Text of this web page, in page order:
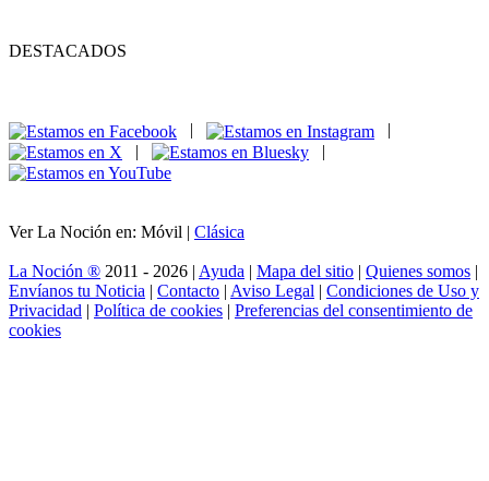
DESTACADOS
|
|
Ver La Noción en: Móvil | Clásica
La Noción ® 2011 - 2026 | Ayuda | Mapa del sitio | Quienes somos |
Envíanos tu Noticia | Contacto | Aviso Legal | Condiciones de Uso y
Privacidad | Política de cookies | Preferencias del consentimiento de
cookies